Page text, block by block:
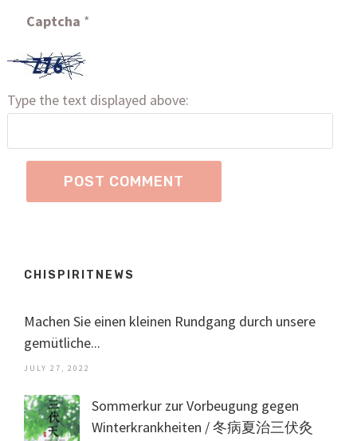
Captcha *
Type the text displayed above:
CHISPIRITNEWS
Machen Sie einen kleinen Rundgang durch unsere
gemütliche...
JULY 27, 2022
Sommerkur zur Vorbeugung gegen
Winterkrankheiten / 冬病夏治三伏灸